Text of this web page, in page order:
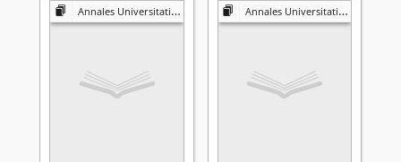
Annales Universitatis Mariae Curie-Skłodowska. Sectio K, Politologia Annales Universitatis Mariae Curie-Skłodowska. Sectio K, Politologia